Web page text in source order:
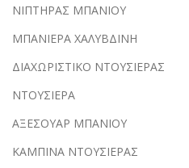
ΝΙΠΤΗΡΑΣ ΜΠΑΝΙΟΥ
ΜΠΑΝΙΕΡΑ ΧΑΛΥΒΔΙΝΗ
ΔΙΑΧΩΡΙΣΤΙΚΟ ΝΤΟΥΣΙΕΡΑΣ
ΝΤΟΥΣΙΕΡΑ
ΑΞΕΣΟΥΑΡ ΜΠΑΝΙΟΥ
ΚΑΜΠΙΝΑ ΝΤΟΥΣΙΕΡΑΣ